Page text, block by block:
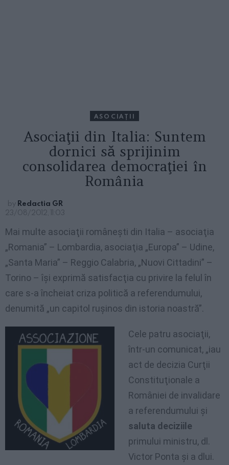
ASOCIAŢII
Asociaţii din Italia: Suntem
dornici să sprijinim
consolidarea democraţiei în
România
by Redactia GR
23/08/2012, 11:03
Mai multe asociaţii româneşti din Italia – asociaţia
„Romania” – Lombardia, asociaţia „Europa” – Udine,
„Santa Maria” – Reggio Calabria, „Nuovi Cittadini” –
Torino – îşi exprimă satisfacţia cu privire la felul în
care s-a încheiat criza politică a referendumului,
denumită „un capitol ruşinos din istoria noastră”.
Cele patru asociaţii,
într-un comunicat, „iau
act de decizia Curţii
Constituţionale a
României de invalidare
a referendumului şi
saluta deciziile
primului ministru, dl.
Victor Ponta şi a dlui.